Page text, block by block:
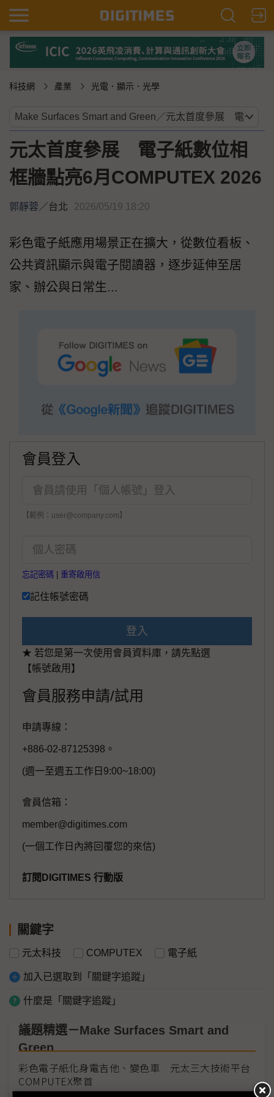
科技網 產業 光電．顯示．光學
元太首度參展 電子紙數位相
框牆點亮6月COMPUTEX 2026
郭靜蓉／台北 2026/05/19 18:20
彩色電子紙應用場景正在擴大，從數位看板、
公共資訊顯示與電子閱讀器，逐步延伸至居
家、辦公與日常生...
會員登入
【範例：user@company.com】
忘記密碼 重寄啟用信
記住帳號密碼
登入
★ 若您是第一次使用會員資料庫，請先點選
【帳號啟用】
會員服務申請/試用
申請專線：
+886-02-87125398。
(週一至週五工作日9:00~18:00)
會員信箱：
member@digitimes.com
(一個工作日內將回覆您的來信)
訂閱DIGITIMES 行動版
關鍵字
元太科技 COMPUTEX 電子紙
加入已選取到「關鍵字追蹤」
什麼是「關鍵字追蹤」
議題精選－Make Surfaces Smart and
Green
彩色電子紙化身電吉他、變色車 元太三大技術平台
COMPUTEX聚首